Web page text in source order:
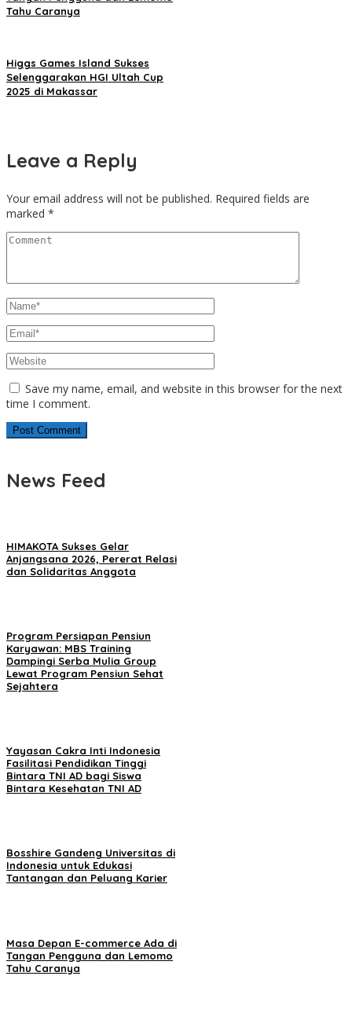
Tahu Caranya
Higgs Games Island Sukses
Selenggarakan HGI Ultah Cup
2025 di Makassar
Leave a Reply
Your email address will not be published. Required fields are
marked *
Save my name, email, and website in this browser for the next
time I comment.
News Feed
HIMAKOTA Sukses Gelar
Anjangsana 2026, Pererat Relasi
dan Solidaritas Anggota
Program Persiapan Pensiun
Karyawan: MBS Training
Dampingi Serba Mulia Group
Lewat Program Pensiun Sehat
Sejahtera
Yayasan Cakra Inti Indonesia
Fasilitasi Pendidikan Tinggi
Bintara TNI AD bagi Siswa
Bintara Kesehatan TNI AD
Bosshire Gandeng Universitas di
Indonesia untuk Edukasi
Tantangan dan Peluang Karier
Masa Depan E-commerce Ada di
Tangan Pengguna dan Lemomo
Tahu Caranya